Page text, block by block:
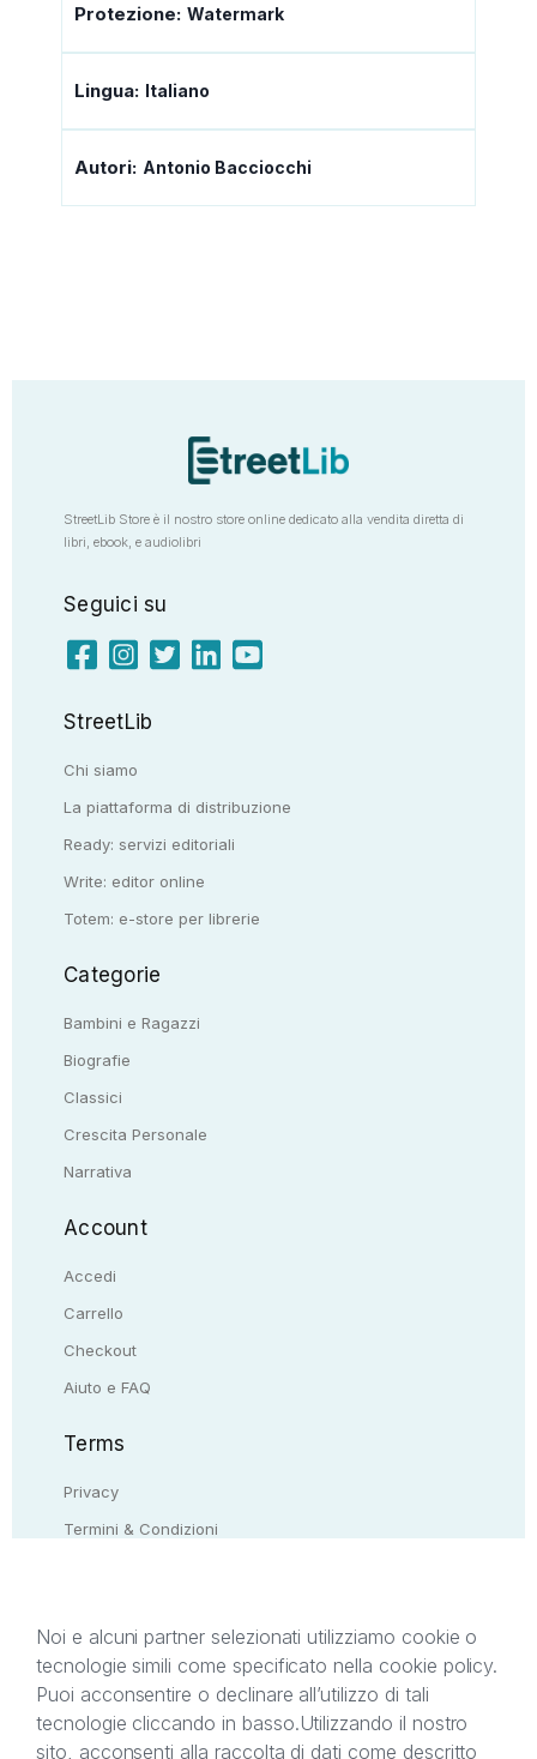
Protezione: Watermark
Lingua: Italiano
Autori: Antonio Bacciocchi
StreetLib Store è il nostro store online dedicato alla vendita diretta di
libri, ebook, e audiolibri
Seguici su
StreetLib
Chi siamo
La piattaforma di distribuzione
Ready: servizi editoriali
Write: editor online
Totem: e-store per librerie
Categorie
Bambini e Ragazzi
Biografie
Classici
Crescita Personale
Narrativa
Account
Accedi
Carrello
Checkout
Aiuto e FAQ
Terms
Privacy
Termini & Condizioni
Il presente sito web è di proprietà di StreetLib S.r.l.
titolare di tutti i diritti di proprietà intellettuale
Noi e alcuni partner selezionati utilizziamo cookie o
tecnologie simili come specificato nella cookie policy.
Puoi acconsentire o declinare all’utilizzo di tali
tecnologie cliccando in basso.Utilizzando il nostro
sito, acconsenti alla raccolta di dati come descritto